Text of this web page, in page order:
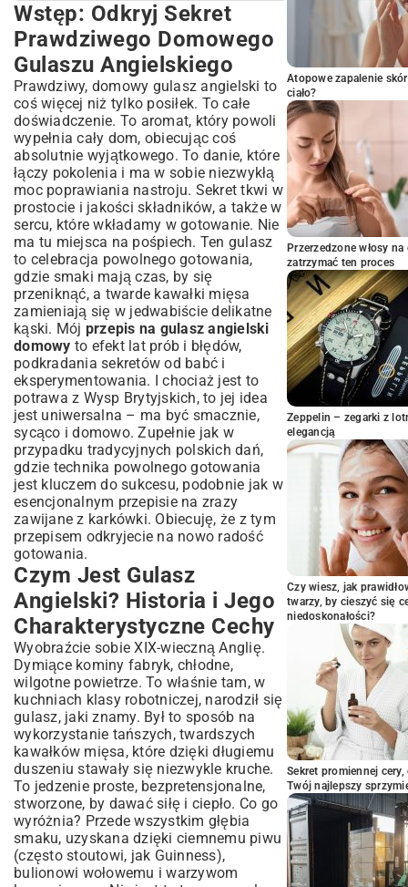
Wstęp: Odkryj Sekret Prawdziwego
Domowego Gulaszu Angielskiego
Czym Jest Gulasz Angielski? Historia i
Jego Charakterystyczne Cechy
Kluczowe Składniki Klasycznego Gulaszu
Wołowego
Jak Wybrać Idealne Mięso na Soczysty
Gulasz?
Przepis Krok po Kroku: Jak Przygotować
Doskonały Gulasz Angielski w Domu
Przygotowanie i Marynowanie Składników
na Gulasz
Sekrety Smażenia Mięsa i Warzyw dla
Głębokiego Smaku
Proces Duszenia Gulaszu: Czas i Idealne
Przyprawy
Jak Zagęścić Sos, aby Był Kremowy i
Bogaty?
Wariacje i Modyfikacje: Urozmaić Swój
Angielski Gulasz
Gulasz Angielski z Dodatkiem Grzybów,
Piwa lub Wina
Roślinne Alternatywy: Wegański Gulasz
Angielski
Z Czym Serwować Gulasz Angielski?
Pomysły i Inspiracje
Tradycyjne Dodatki: Ziemniaki, Kasza i
Świeże Pieczywo
Nowoczesne Połączenia: Sałatki i
Warzywne Akcenty
Często Zadawane Pytania Dotyczące
Gulaszu Angielskiego
Podsumowanie: Twój Perfekcyjny
Domowy Gulasz Angielski
Wstęp: Odkryj Sekret
Prawdziwego Domowego
Gulaszu Angielskiego
Prawdziwy, domowy gulasz angielski to
coś więcej niż tylko posiłek. To całe
doświadczenie. To aromat, który powoli
wypełnia cały dom, obiecując coś
absolutnie wyjątkowego. To danie, które
łączy pokolenia i ma w sobie niezwykłą
moc poprawiania nastroju. Sekret tkwi w
prostocie i jakości składników, a także w
sercu, które wkładamy w gotowanie. Nie
ma tu miejsca na pośpiech. Ten gulasz
to celebracja powolnego gotowania,
gdzie smaki mają czas, by się
przeniknąć, a twarde kawałki mięsa
zamieniają się w jedwabiście delikatne
kąski. Mój przepis na gulasz angielski
domowy to efekt lat prób i błędów,
podkradania sekretów od babć i
eksperymentowania. I chociaż jest to
potrawa z Wysp Brytyjskich, to jej idea
jest uniwersalna – ma być smacznie,
sycąco i domowo. Zupełnie jak w
przypadku tradycyjnych polskich dań,
gdzie technika powolnego gotowania
jest kluczem do sukcesu, podobnie jak w
esencjonalnym przepisie na zrazy
zawijane z karkówki. Obiecuję, że z tym
przepisem odkryjecie na nowo radość
gotowania.
Czym Jest Gulasz
Angielski? Historia i Jego
Charakterystyczne Cechy
Wyobraźcie sobie XIX-wieczną Anglię.
Dymiące kominy fabryk, chłodne,
wilgotne powietrze. To właśnie tam, w
kuchniach klasy robotniczej, narodził się
gulasz, jaki znamy. Był to sposób na
wykorzystanie tańszych, twardszych
kawałków mięsa, które dzięki długiemu
duszeniu stawały się niezwykle kruche.
To jedzenie proste, bezpretensjonalne,
stworzone, by dawać siłę i ciepło. Co go
wyróżnia? Przede wszystkim głębia
smaku, uzyskana dzięki ciemnemu piwu
(często stoutowi, jak Guinness),
bulionowi wołowemu i warzywom
Atopowe zapalenie
ciało?
Przerzedzone włosy
zatrzymać ten proces
Zeppelin – zegarki z
elegancją
Czy wiesz, jak
twarzy, by cieszyć się
niedoskonałości?
Sekret promiennej
Twój najlepszy